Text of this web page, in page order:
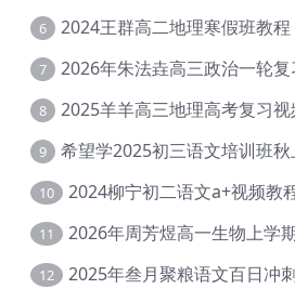
6 2024王群高二地理寒假班教程
7 2026年朱法垚高三政治一轮复
8
9
10
11
12